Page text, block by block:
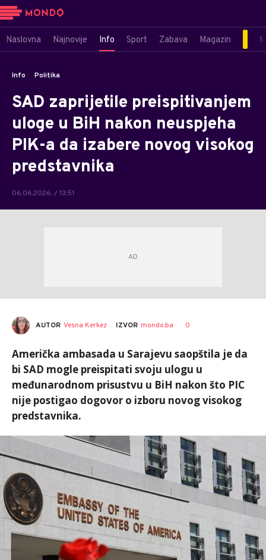
Naslovna Najnovije Info Sport Zabava Magazin
Info Politika
SAD zaprijetile preispitivanjem
uloge u BiH nakon neuspjeha
PIK-a da izabere novog visokog
predstavnika
06.06.2026. / 13:51
AUTOR Vesna Kerkez IZVOR mondo.ba 0
Američka ambasada u Sarajevu saopštila je da
bi SAD mogle preispitati svoju ulogu u
međunarodnom prisustvu u BiH nakon što PIC
nije postigao dogovor o izboru novog visokog
predstavnika.